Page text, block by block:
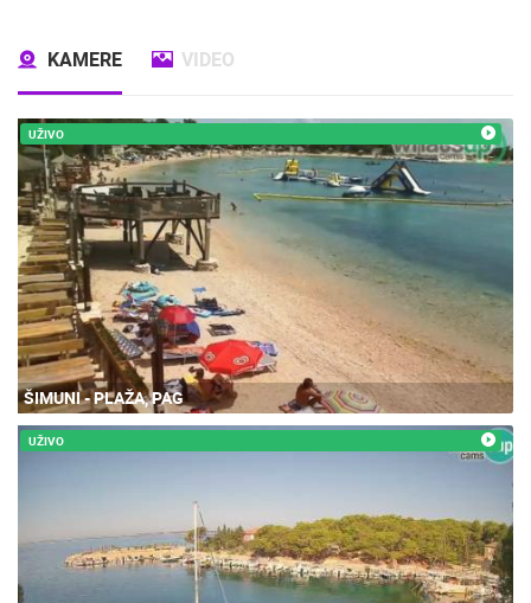
KAMERE VIDEO
UŽIVO
ŠIMUNI - PLAŽA, PAG
UŽIVO